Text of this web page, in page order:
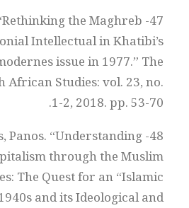
“Rethinking the Maghreb
Intellectual in Khatibi’s
issue in 1977.” The
Studies: vol. 23, no.
1-2, 2018. pp. 53-70.
Panos. “Understanding
through the Muslim
The Quest for an “Islamic
and its Ideological and